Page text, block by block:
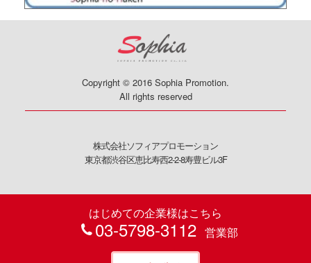
Copyright © 2016 Sophia Promotion.
All rights reserved
株式会社ソフィアプロモーション
東京都渋谷区恵比寿西2-2-8寿豊ビル3F
はじめての企業様はこちら
03-5798-3112 営業部